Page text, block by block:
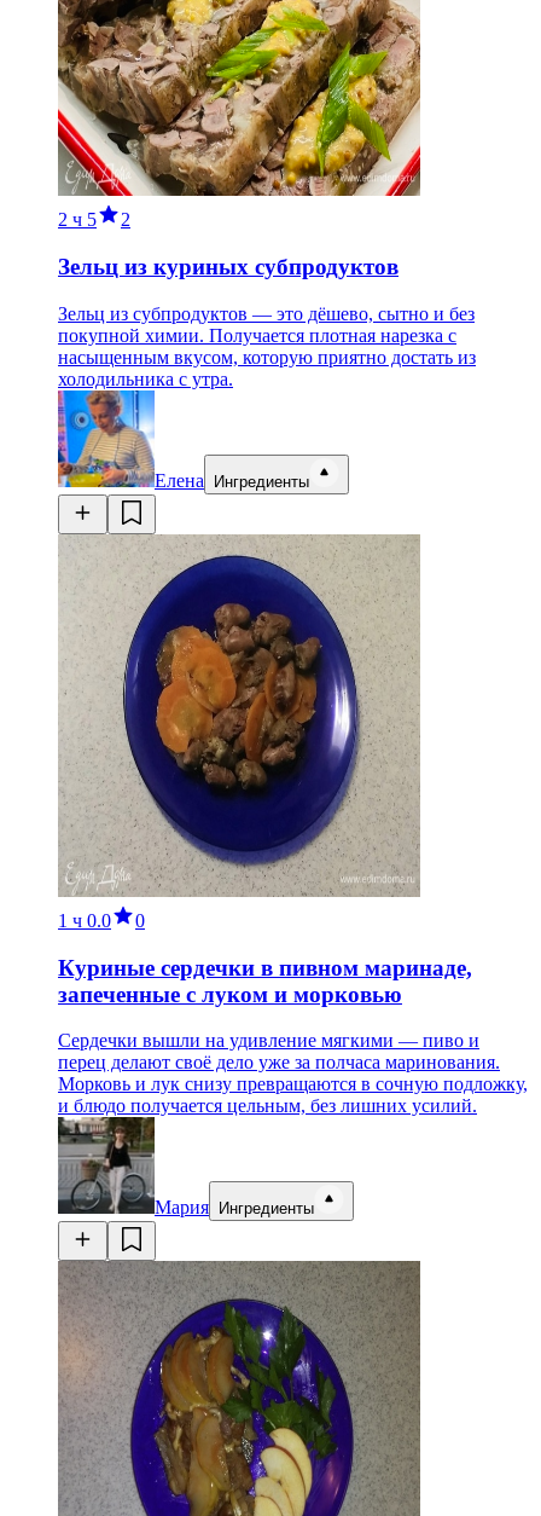
2 ч 5 2
Зельц из куриных субпродуктов
Зельц из субпродуктов — это дёшево, сытно и без
покупной химии. Получается плотная нарезка с
насыщенным вкусом, которую приятно достать из
холодильника с утра.
Елена Ингредиенты
1 ч 0.0 0
Куриные сердечки в пивном маринаде,
запеченные с луком и морковью
Сердечки вышли на удивление мягкими — пиво и
перец делают своё дело уже за полчаса маринования.
Морковь и лук снизу превращаются в сочную подложку,
и блюдо получается цельным, без лишних усилий.
Мария Ингредиенты